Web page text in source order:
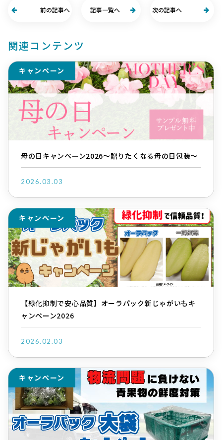
前の記事へ 記事一覧へ 次の記事へ
関連コンテンツ
キャンペーン
母の日キャンペーン2026～贈りたくなる母の日包装～
2026.03.03
キャンペーン
【緑化抑制で安心品質】オーラパック新じゃがいもキ
ャンペーン2026
2026.02.03
キャンペーン